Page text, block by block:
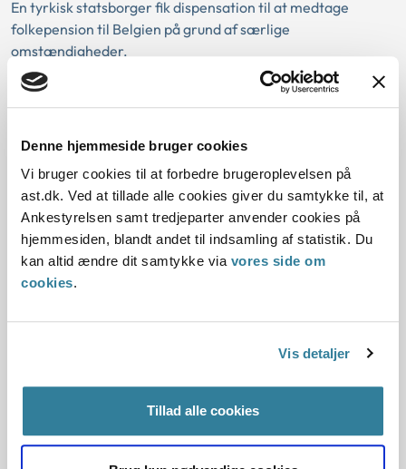
Denne hjemmeside bruger cookies
Vi bruger cookies til at forbedre brugeroplevelsen på
ast.dk. Ved at tillade alle cookies giver du samtykke til, at
Ankestyrelsen samt tredjeparter anvender cookies på
hjemmesiden, blandt andet til indsamling af statistik. Du
kan altid ændre dit samtykke via vores side om
cookies.
Vis detaljer
Tillad alle cookies
En tyrkisk statsborger fik dispensation til at medtage
folkepension til Belgien på grund af særlige
omstændigheder.
Der blev lagt vægt på, at kvinde...
15-04
01-01-2004
Arbejdsskadeloven Arbejdsskade Historisk
Arbejdsskade
Nedsat arbejdsevne
Førtidspension efter ny lov
Erstatning for tab af erhvervsevne
Ankestyrelsen har behandlet 3 sager om fastsættelse af
niveauet for erstatning for tab af erhvervsevne til
Ankestyrelsens principafgørelse C-
35-04